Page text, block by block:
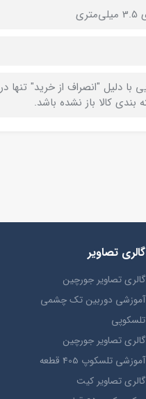
با دلیل "انصراف از خرید" تنها
کالا باز نشده باشد.
گالری تصاویر
گالری تصاویر جورچین
آموزشی دوربین تک چشمی
تلسکوپی
گالری تصاویر جورچین
آموزشی تلسکوپ 405 قطعه
گالری تصاویر کیت